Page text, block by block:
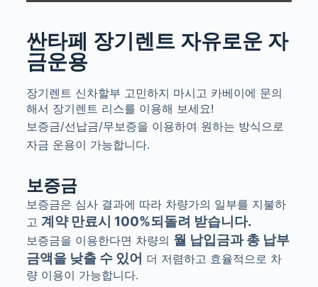
싼타페 장기렌트 자유로운 자
금운용
장기렌트 신차할부 고민하지 마시고 카베이에 문의
해서 장기렌트 리스를 이용해 보세요!
보증금/선납금/무보증을 이용하여 원하는 방식으로
자금 운용이 가능합니다.
보증금
보증금은 심사 결과에 따라 차량가의 일부를 지불하
고 계약 만료시 100%되돌려 받습니다.
보증금을 이용한다면 차량의 월 납입금과 총 납부
금액을 낮출 수 있어 더 저렴하고 효율적으로 차
량 이용이 가능합니다.